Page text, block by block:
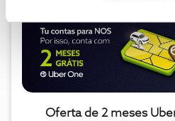
Oferta de 2 meses